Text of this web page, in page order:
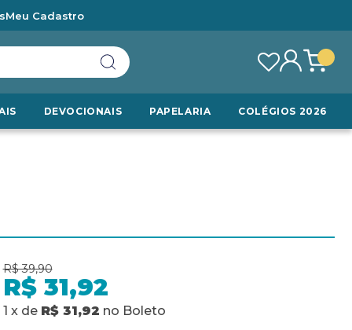
Meu Cadastro
DEVOCIONAIS PAPELARIA COLÉGIOS 2026
R$ 39,90
R$ 31,92
1 x de R$ 31,92 no Boleto